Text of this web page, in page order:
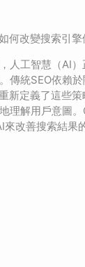
何改變搜索引
人工智慧（AI
傳統SEO依賴
新定義了這些
理解用戶意圖
改善搜索結果